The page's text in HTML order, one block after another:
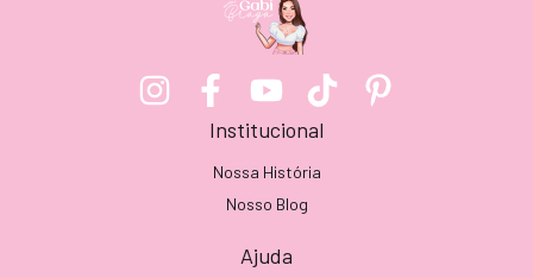
Institucional
Nossa História
Nosso Blog
Ajuda